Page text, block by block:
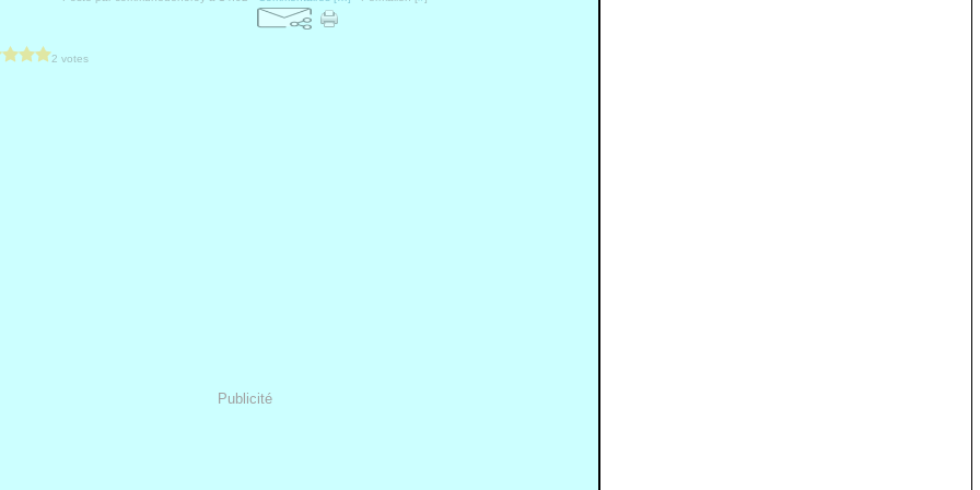
2 votes
Publicité